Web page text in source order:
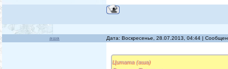
аша Дата: Воскресенье, 28.07.2013, 04:44 |
Цитата (аша)